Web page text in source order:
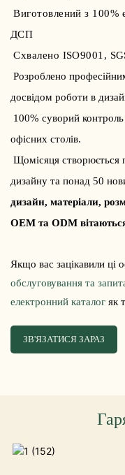
Виготовлений з 100%
ДСП
Схвалено ISO9001,
Розроблено
досвідом роботи в
100% суворий контроль
офісних столів.
Щомісяця створюється
дизайну та понад 50
дизайн, матеріали,
OEM та ODM
Якщо вас зацікавили ці
обслуговування та
електронний каталог як
ЗВ'ЯЗАТИСЯ ЗАРАЗ